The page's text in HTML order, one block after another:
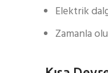
Elektrik
Zamanla